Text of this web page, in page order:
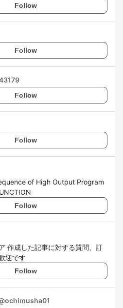
Follow
Follow
Follow
Follow
of High Output Program
Follow
作成した記事に対する質問、訂
迎です
Follow
ochimusha01